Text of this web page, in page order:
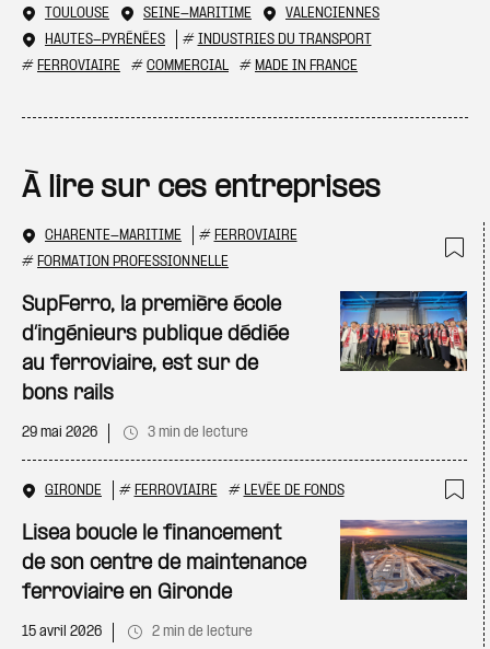
TOULOUSE
SEINE-MARITIME
VALENCIENNES
HAUTES-PYRÉNÉES
# INDUSTRIES DU TRANSPORT
# FERROVIAIRE # COMMERCIAL # MADE IN FRANCE
À lire sur ces entreprises
CHARENTE-MARITIME # FERROVIAIRE
# FORMATION PROFESSIONNELLE
SupFerro, la première école
d’ingénieurs publique dédiée
au ferroviaire, est sur de
bons rails
29 mai 2026 3 min de lecture
GIRONDE # FERROVIAIRE # LEVÉE DE FONDS
Lisea boucle le financement
de son centre de maintenance
ferroviaire en Gironde
15 avril 2026 2 min de lecture